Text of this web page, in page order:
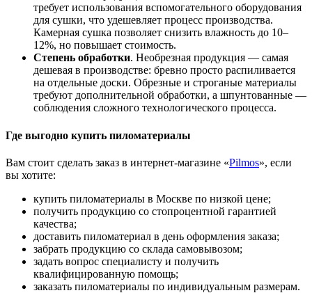
требует использования вспомогательного оборудования
для сушки, что удешевляет процесс производства.
Камерная сушка позволяет снизить влажность до 10–
12%, но повышает стоимость.
Степень обработки. Необрезная продукция — самая
дешевая в производстве: бревно просто распиливается
на отдельные доски. Обрезные и строганые материалы
требуют дополнительной обработки, а шпунтованные —
соблюдения сложного технологического процесса.
Где выгодно купить пиломатериалы
Вам стоит сделать заказ в интернет-магазине «Pilmos», если
вы хотите:
купить пиломатериалы в Москве по низкой цене;
получить продукцию со стопроцентной гарантией
качества;
доставить пиломатериал в день оформления заказа;
забрать продукцию со склада самовывозом;
задать вопрос специалисту и получить
квалифицированную помощь;
заказать пиломатериалы по индивидуальным размерам.